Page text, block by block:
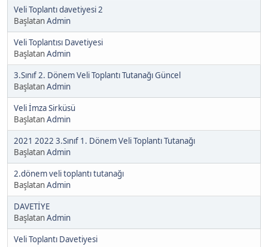
Veli Toplantı davetiyesi 2
BaşlatanAdmin
Veli Toplantısı Davetiyesi
BaşlatanAdmin
3.Sınıf 2. Dönem Veli Toplantı Tutanağı Güncel
BaşlatanAdmin
Veli İmza Sirküsü
BaşlatanAdmin
2021 2022 3.Sınıf 1. Dönem Veli Toplantı Tutanağı
BaşlatanAdmin
2.dönem veli toplantı tutanağı
BaşlatanAdmin
DAVETİYE
BaşlatanAdmin
Veli Toplantı Davetiyesi